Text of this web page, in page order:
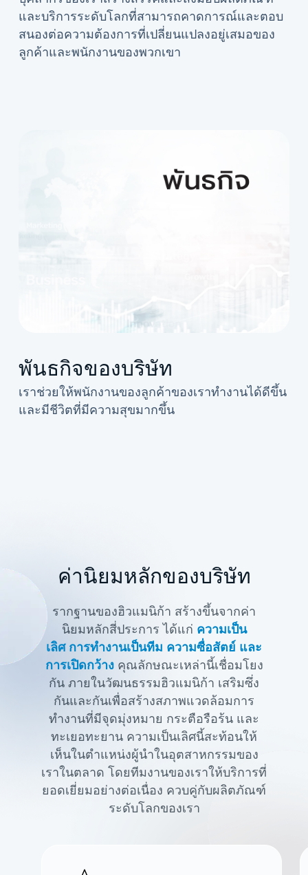
และบริการระดับโลกที่สามารถคาดการณ์และตอบ
สนองต่อความต้องการที่เปลี่ยนแปลงอยู่เสมอของ
ลูกค้าและพนักงานของพวกเขา
พันธกิจของบริษัท
เราช่วยให้พนักงานของลูกค้าของเราทำงานได้ดีขึ้น
และมีชีวิตที่มีความสุขมากขึ้น
ค่านิยมหลักของบริษัท
รากฐานของฮิวแมนิก้า สร้างขึ้นจากค่า
นิยมหลักสี่ประการ ได้แก่ ความเป็น
เลิศ การทำงานเป็นทีม ความซื่อสัตย์ และ
การเปิดกว้าง คุณลักษณะเหล่านี้เชื่อมโยง
กัน ภายในวัฒนธรรมฮิวแมนิก้า เสริมซึ่ง
กันและกันเพื่อสร้างสภาพแวดล้อมการ
ทำงานที่มีจุดมุ่งหมาย กระตือรือร้น และ
ทะเยอทะยาน ความเป็นเลิศนี้สะท้อนให้
เห็นในตำแหน่งผู้นำในอุตสาหกรรมของ
เราในตลาด โดยทีมงานของเราให้บริการที่
ยอดเยี่ยมอย่างต่อเนื่อง ควบคู่กับผลิตภัณฑ์
ระดับโลกของเรา